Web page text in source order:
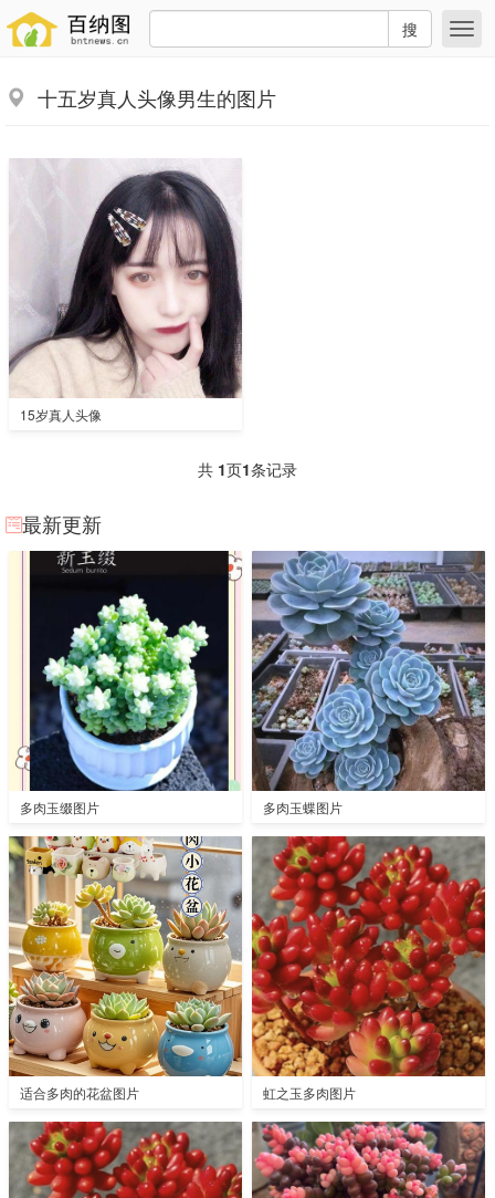
搜
十五岁真人头像男生的图片
15岁真人头像
共 1页1条记录
最新更新
多肉玉缀图片 多肉玉蝶图片
适合多肉的花盆图片 虹之玉多肉图片